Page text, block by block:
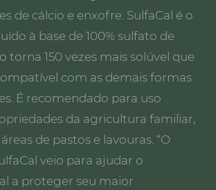
de cálcio e enxofre. SulfaCal é o
à base de 100% sulfato de
torna 150 vezes mais solúvel que
com as demais formas
É recomendado para uso
da agricultura familiar,
de pastos e lavouras. “O
veio para ajudar o
a proteger seu maior